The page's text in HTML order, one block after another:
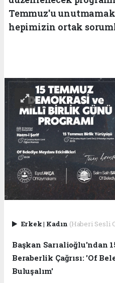
Temmuz'u
hepimizin ortak
Erkek| Kadın (Haberi Sesli
Başkan Sarıalioğlu'ndan
Beraberlik Çağrısı: 'Of
Buluşalım'